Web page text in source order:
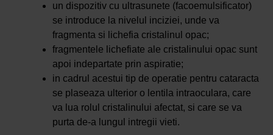
un dispozitiv cu ultrasunete (facoemulsificator)
se introduce la nivelul inciziei, unde va
fragmenta si lichefia cristalinul opac;
fragmentele lichefiate ale cristalinului opac sunt
apoi indepartate prin aspiratie;
in cadrul acestui tip de operatie pentru cataracta
se plaseaza ulterior o lentila intraoculara, care
va lua rolul cristalinului afectat, si care se va
purta de-a lungul intregii vieti.